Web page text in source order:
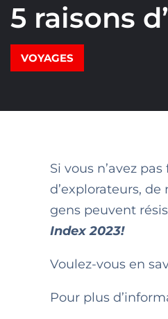
5 raisons
VOYAGES
Si vous n’avez
d’explorateurs,
gens peuvent
Index 2023!
Voulez-vous en
Pour plus